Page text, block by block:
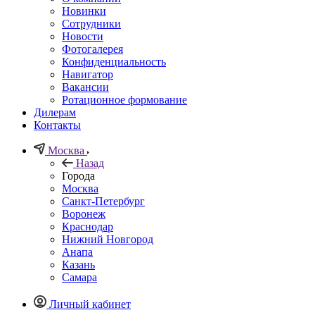
Новинки
Сотрудники
Новости
Фотогалерея
Конфиденциальность
Навигатор
Вакансии
Ротационное формование
Дилерам
Контакты
Москва
Назад
Города
Москва
Санкт-Петербург
Воронеж
Краснодар
Нижний Новгород
Анапа
Казань
Самара
Личный кабинет